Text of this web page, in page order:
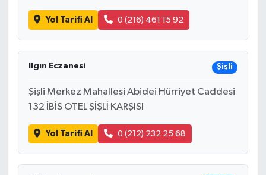
Yol Tarifi Al 0 (216) 461 15 92
Ilgın Eczanesi Şişli
Şişli Merkez Mahallesi Abidei Hürriyet Caddesi
132 İBİS OTEL ŞİŞLİ KARŞISI
Yol Tarifi Al 0 (212) 232 25 68